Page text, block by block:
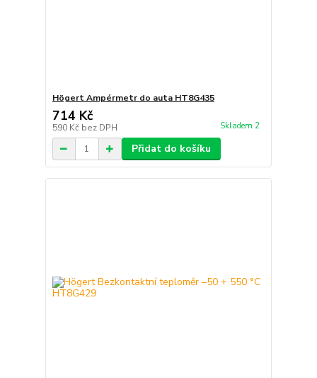
Högert Ampérmetr do auta HT8G435
714 Kč
590 Kč bez DPH Skladem 2
Přidat do košíku